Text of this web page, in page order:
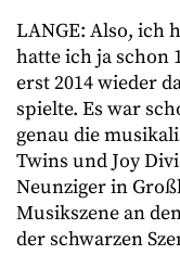
LANGE: Also, ich
hatte ich ja schon
erst 2014 wieder
spielte. Es war
genau die
Twins und Joy
Neunziger in
Musikszene an
der schwarzen